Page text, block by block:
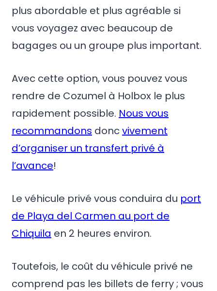
plus abordable et plus agréable si
vous voyagez avec beaucoup de
bagages ou un groupe plus important.
Avec cette option, vous pouvez vous
rendre de Cozumel à Holbox le plus
rapidement possible. Nous vous
recommandons doncvivement
d’organiser un transfert privé à
l’avance!
Le véhicule privé vous conduira du port
de Playa del Carmen au port de
Chiquila en 2 heures environ.
Toutefois, le coût du véhicule privé ne
comprend pas les billets de ferry ; vous